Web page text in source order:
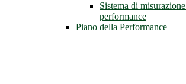
Sistema di
performance
Piano della Performance